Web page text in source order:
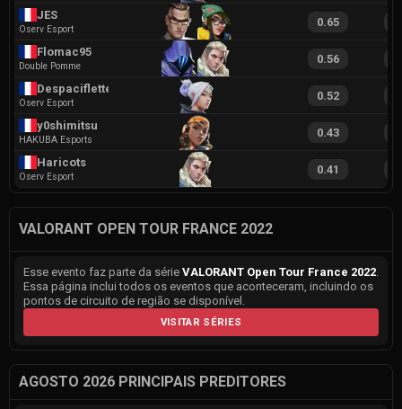
JES
Oserv Esport
0.65
Flomac95
Double Pomme
0.56
Despaciflette
Oserv Esport
0.52
y0shimitsu
HAKUBA Esports
0.43
Haricots
Oserv Esport
0.41
VALORANT OPEN TOUR FRANCE 2022
Esse evento faz parte da série VALORANT Open Tour France 2022.
Essa página inclui todos os eventos que aconteceram, incluindo os
pontos de circuito de região se disponível.
VISITAR SÉRIES
AGOSTO 2026 PRINCIPAIS PREDITORES